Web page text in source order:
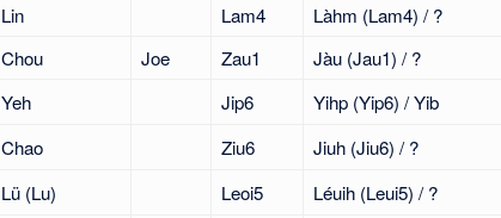
Lin Lam4 Làhm (Lam4) / ?
Chou Joe Zau1 Jàu (Jau1) / ?
Yeh Jip6 Yihp (Yip6) / Yib
Chao Ziu6 Jiuh (Jiu6) / ?
Lü (Lu) Leoi5 Léuih (Leui5) / ?